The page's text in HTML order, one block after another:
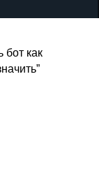
бот как